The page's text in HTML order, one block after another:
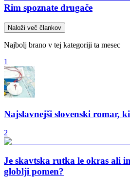
Rim spoznate drugače
Naloži več člankov
Najbolj brano v tej kategoriji ta mesec
1
Najslavnejši slovenski romar,
2
Je skavtska rutka le okras ali
globlji pomen?